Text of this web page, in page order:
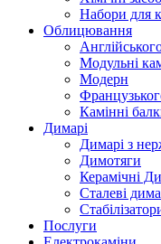
Набори для
Облицювання
Модульні
Модерн
Камінні
Димарі
Димарі з
Димотяги
Керамічні
Сталеві
Послуги